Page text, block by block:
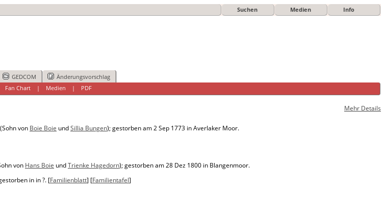
Suchen Medien Info
GEDCOM
Änderungsvorschlag
Fan Chart| Medien | PDF
Mehr Details
von Boie Boie undSillia Bungen); gestorben am 2 Sep 1773 in Averlaker Moor.
von Hans Boie undTrienke Hagedorn); gestorben am 28 Dez 1800 in Blangenmoor.
in in ?. [Familienblatt] [Familientafel]